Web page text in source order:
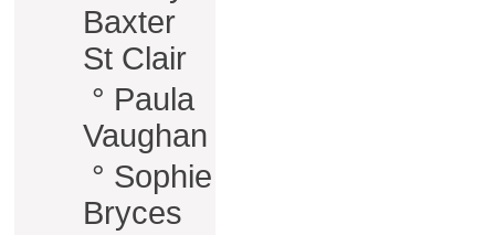
Baxter
St Clair
° Paula
Vaughan
° Sophie
Bryces